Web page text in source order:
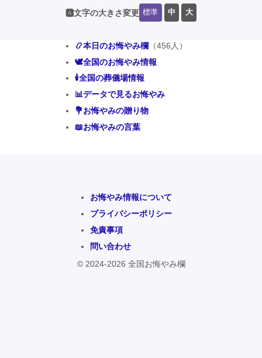
🅰️文字の大きさ変更 標準 中 大
📿本日のお悔やみ欄 （456人）
🕊️全国のお悔やみ情報
🕯️全国の葬儀場情報
📊データで見るお悔やみ
💐お悔やみの贈り物
📖お悔やみの言葉
お悔やみ情報について
プライバシーポリシー
免責事項
問い合わせ
© 2024-2026 全国お悔やみ欄